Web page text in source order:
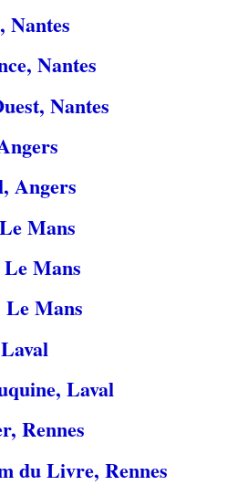
Nantes
Nantes
Angers
Mans
Mans
Mans
Laval
Rennes
du Livre, Rennes